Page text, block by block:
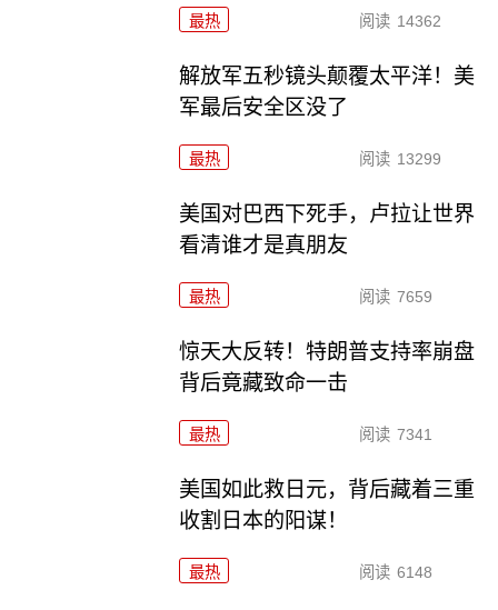
最热 阅读 14362
解放军五秒镜头颠覆太平洋！美
军最后安全区没了
最热 阅读 13299
美国对巴西下死手，卢拉让世界
看清谁才是真朋友
最热 阅读 7659
惊天大反转！特朗普支持率崩盘
背后竟藏致命一击
最热 阅读 7341
美国如此救日元，背后藏着三重
收割日本的阳谋！
最热 阅读 6148